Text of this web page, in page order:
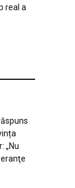
real a
„Nu